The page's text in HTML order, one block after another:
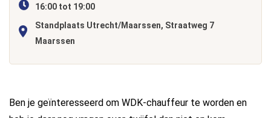
16:00 tot 19:00
Standplaats Utrecht/Maarssen, Straatweg 7
Maarssen
Ben je geïnteresseerd om WDK-chauffeur te worden en